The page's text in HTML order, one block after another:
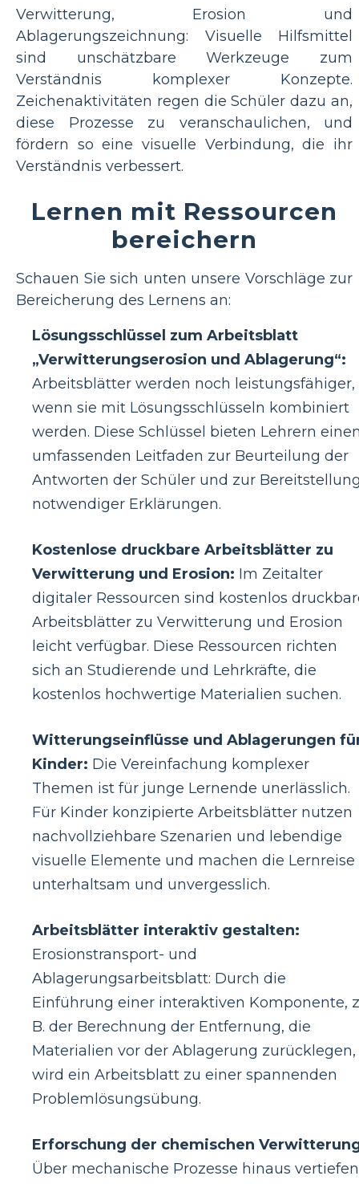
Verwitterung, Erosion und
Ablagerungszeichnung: Visuelle Hilfsmittel
sind unschätzbare Werkzeuge zum
Verständnis komplexer Konzepte.
Zeichenaktivitäten regen die Schüler dazu an,
diese Prozesse zu veranschaulichen, und
fördern so eine visuelle Verbindung, die ihr
Verständnis verbessert.
Lernen mit Ressourcen
bereichern
Schauen Sie sich unten unsere Vorschläge zur
Bereicherung des Lernens an:
Lösungsschlüssel zum Arbeitsblatt
„Verwitterungserosion und Ablagerung“:
Arbeitsblätter werden noch leistungsfähiger,
wenn sie mit Lösungsschlüsseln kombiniert
werden. Diese Schlüssel bieten Lehrern
umfassenden Leitfaden zur Beurteilung der
Antworten der Schüler und zur
notwendiger Erklärungen.
Kostenlose druckbare Arbeitsblätter zu
Verwitterung und Erosion: Im Zeitalter
digitaler Ressourcen sind kostenlos
Arbeitsblätter zu Verwitterung und Erosion
leicht verfügbar. Diese Ressourcen richten
sich an Studierende und Lehrkräfte, die
kostenlos hochwertige Materialien suchen.
Witterungseinflüsse und Ablagerungen
Kinder: Die Vereinfachung komplexer
Themen ist für junge Lernende unerlässlich.
Für Kinder konzipierte Arbeitsblätter nutzen
nachvollziehbare Szenarien und lebendige
visuelle Elemente und machen die Lernreise
unterhaltsam und unvergesslich.
Arbeitsblätter interaktiv gestalten:
Erosionstransport- und
Ablagerungsarbeitsblatt: Durch die
Einführung einer interaktiven Komponente,
B. der Berechnung der Entfernung, die
Materialien vor der Ablagerung zurücklegen,
wird ein Arbeitsblatt zu einer spannenden
Problemlösungsübung.
Erforschung der chemischen
Über mechanische Prozesse hinaus vertiefen